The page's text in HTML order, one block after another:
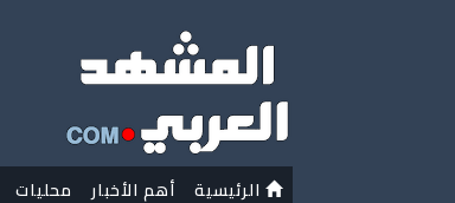
الرئيسية أهم الأخبار محليات